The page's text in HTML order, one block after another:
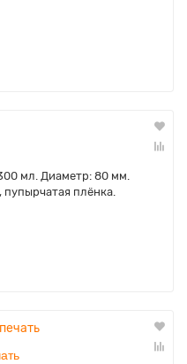
мл. Диаметр: 80 мм.
пупырчатая плёнка.